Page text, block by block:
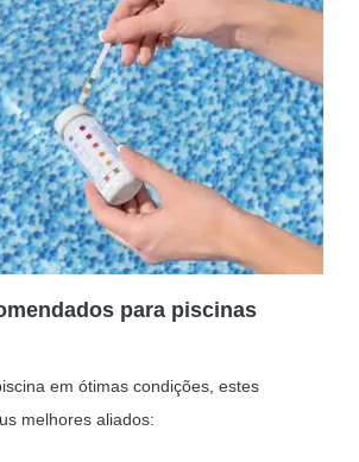
para piscinas
em ótimas condições, estes
melhores aliados: